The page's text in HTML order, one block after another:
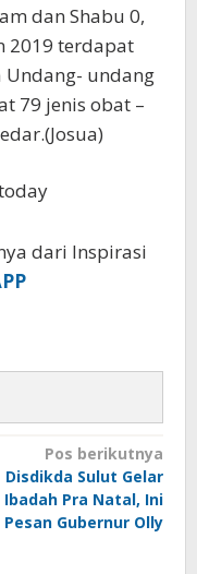
dan Shabu 0,
2019 terdapat
Undang- undang
79 jenis obat –
dari Inspirasi
Pos berikutnya
Disdikda Sulut Gelar
Ibadah Pra Natal, Ini
Pesan Gubernur Olly